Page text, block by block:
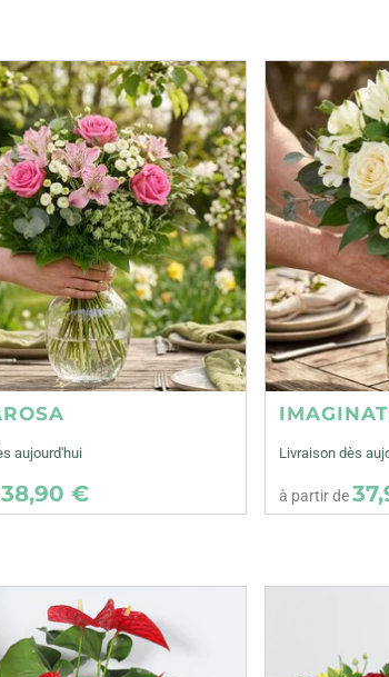
aujourd'hui
38,90 €
Livraison dès
à partir de